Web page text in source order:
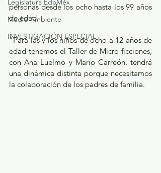
Legislatura EdoMéx
Medio Ambiente
INVESTIGACIÓN ESPECIAL
personas desde los ocho hasta los 99 años
de edad.
“Para las y los niños de ocho a 12 años de
edad tenemos el Taller de Micro ficciones,
con Ana Luelmo y Mario Carreón, tendrá
una dinámica distinta porque necesitamos
la colaboración de los padres de familia.